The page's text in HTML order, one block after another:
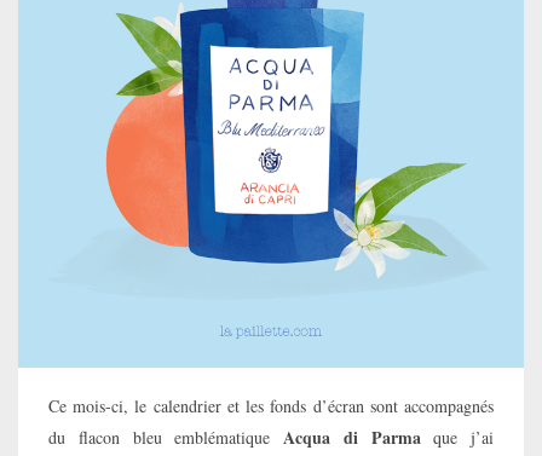
Ce mois-ci, le calendrier et les fonds d’écran sont accompagnés
du flacon bleu emblématique Acqua di Parmaque j’ai